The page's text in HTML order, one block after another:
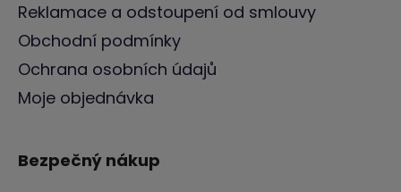
Reklamace a odstoupení od smlouvy
Obchodní podmínky
Ochrana osobních údajů
Moje objednávka
Bezpečný nákup